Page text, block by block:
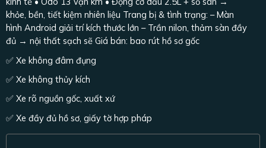
khỏe, bền, tiết kiệm nhiên liệu Trang bị & tình trạng: – Màn
hình Android giải trí kích thước lớn – Trần nilon, thảm sàn đầy
đủ → nội thất sạch sẽ Giá bán: bao rút hồ sơ gốc
✅ Xe không đâm đụng
✅ Xe không thủy kích
✅ Xe rõ nguồn gốc, xuất xứ
✅ Xe đầy đủ hồ sơ, giấy tờ hợp pháp